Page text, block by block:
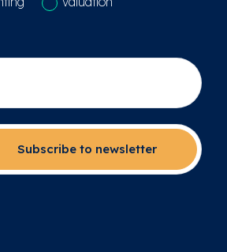
Subscribe to newsletter